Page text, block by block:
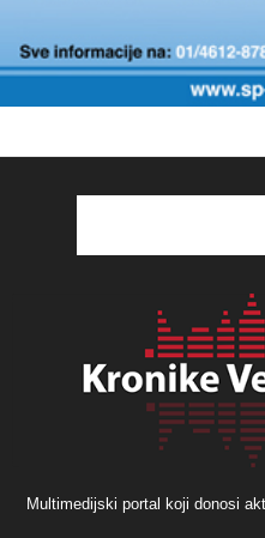
Multimedijski portal koji donosi